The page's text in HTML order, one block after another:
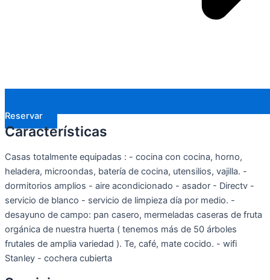
Reservar
Características
Casas totalmente equipadas : - cocina con cocina, horno,
heladera, microondas, batería de cocina, utensilios, vajilla. -
dormitorios amplios - aire acondicionado - asador - Directv -
servicio de blanco - servicio de limpieza día por medio. -
desayuno de campo: pan casero, mermeladas caseras de fruta
orgánica de nuestra huerta ( tenemos más de 50 árboles
frutales de amplia variedad ). Te, café, mate cocido. - wifi
Stanley - cochera cubierta